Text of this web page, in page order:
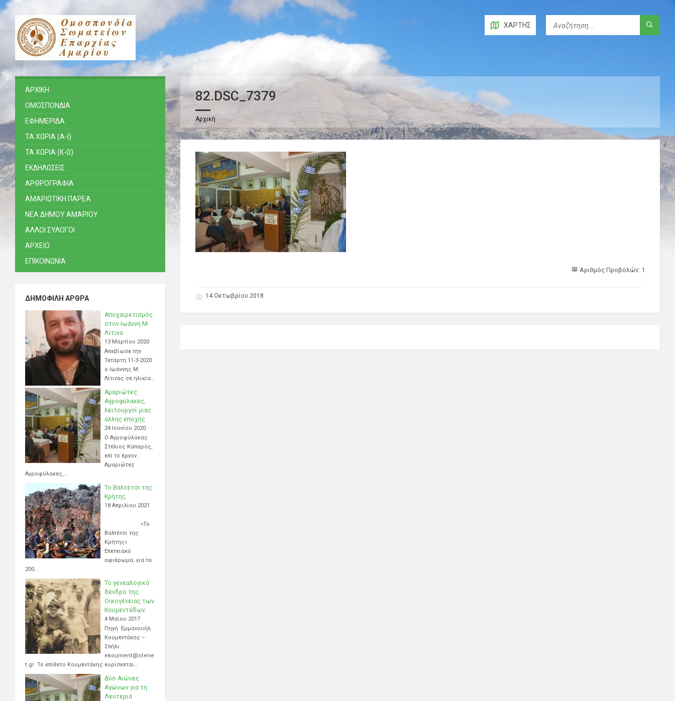
ΧΆΡΤΗΣ
82.DSC_7379
Αρχική
Αριθμός Προβολών: 1
14 Οκτωβρίου 2018
ΑΡΧΙΚΗ
ΟΜΟΣΠΟΝΔΙΑ
ΕΦΗΜΕΡΙΔΑ
ΤΑ ΧΩΡΙΑ (Α-Ι)
ΤΑ ΧΩΡΙΑ (Κ-Ω)
ΕΚΔΗΛΩΣΕΙΣ
ΑΡΘΡΟΓΡΑΦΙΑ
ΑΜΑΡΙΩΤΙΚΗ ΠΑΡΕΑ
ΝΕΑ ΔΗΜΟΥ ΑΜΑΡΙΟΥ
ΑΛΛΟΙ ΣΥΛΟΓΟΙ
ΑΡΧΕΙΟ
ΕΠΙΚΟΙΝΩΝΙΑ
ΔΗΜΟΦΙΛΉ ΆΡΘΡΑ
Αποχαιρετισμός
στον Ιωάννη Μ.
Λίτινα
13 Μαρτίου 2020
Απεβίωσε την
Τετάρτη 11-3-2020
ο Ιωάννης Μ.
Λίτινας σε ηλικία…
Αμαριώτες
Αγροφύλακες,
λειτουργοί μιας
άλλης εποχής
24 Ιουνίου 2020
Ο Αγροφύλακας
Στέλιος Καπαρός,
επί το έργον.
Αμαριώτες
Αγροφύλακες,…
Το Βαλτέτσι της
Κρήτης.
18 Απριλίου 2021
«Το
Βαλτέτσι της
Κρήτης»
Επετειακό
αφιέρωμα, για τα
200…
Το γενεαλογικό
δένδρο της
Οικογένειας των
Κουμεντάδων.
4 Μαΐου 2017
Πηγή Εμμανουήλ
Κουμεντάκης –
Σπήλι.
ekoument@otene
t.gr Το επίθετο Κουμεντάκης ευρίσκεται…
Δύο Αιώνες
Αγώνων για τη
Λευτεριά